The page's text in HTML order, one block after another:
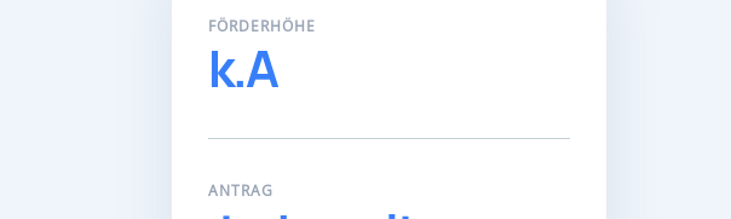
FÖRDERHÖHE
k.A
ANTRAG